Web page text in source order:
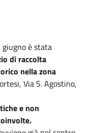
è stata
di raccolta
nella zona
Via S. Agostino,
e non